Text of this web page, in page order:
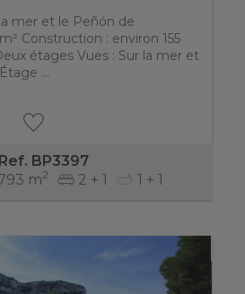
mer et le Peñón de
Construction : environ 155
étages Vues : Sur la mer et
...
Ref. BP3397
m2 2 + 1 1 + 1